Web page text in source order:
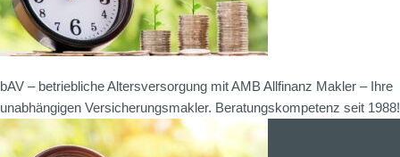
bAV – betriebliche Altersversorgung mit AMB Allfinanz Makler – Ihre
unabhängigen Versicherungsmakler. Beratungskompetenz seit 1988!